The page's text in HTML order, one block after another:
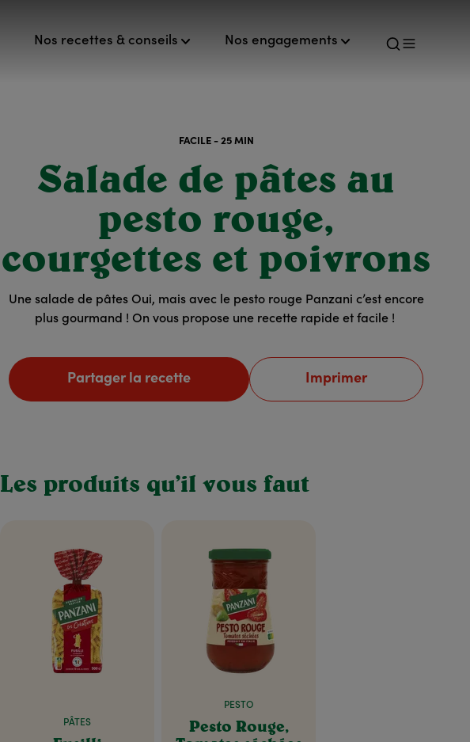
Nos recettes & conseils Nos engagements
FACILE - 25 MIN
Salade de pâtes au
pesto rouge,
courgettes et poivrons
Une salade de pâtes Oui, mais avec le pesto rouge Panzani c’est encore
plus gourmand ! On vous propose une recette rapide et facile !
Partager la recette Imprimer
Les produits qu’il vous faut
PÂTES
PESTO
Pesto Rouge,